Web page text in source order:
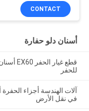
CONTACT
أسنان دلو حفارة
للحفر
في نقل الأرض